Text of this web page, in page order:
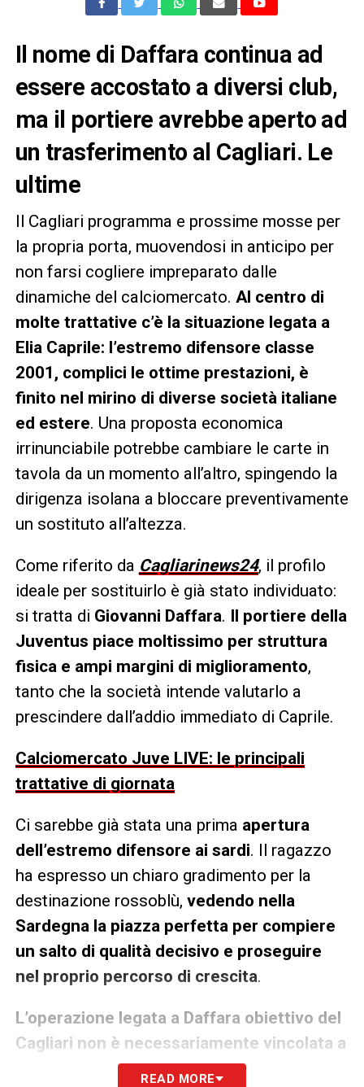
Il nome di Daffara continua ad
essere accostato a diversi club,
ma il portiere avrebbe aperto ad
un trasferimento al Cagliari. Le
ultime
Il Cagliari programma e prossime mosse per
la propria porta, muovendosi in anticipo per
non farsi cogliere impreparato dalle
dinamiche del calciomercato. Al centro di
molte trattative c’è la situazione legata a
Elia Caprile: l’estremo difensore classe
2001, complici le ottime prestazioni, è
finito nel mirino di diverse società italiane
ed estere. Una proposta economica
irrinunciabile potrebbe cambiare le carte in
tavola da un momento all’altro, spingendo la
dirigenza isolana a bloccare preventivamente
un sostituto all’altezza.
Come riferito da Cagliarinews24, il profilo
ideale per sostituirlo è già stato individuato:
si tratta di Giovanni Daffara. Il portiere della
Juventus piace moltissimo per struttura
fisica e ampi margini di miglioramento,
tanto che la società intende valutarlo a
prescindere dall’addio immediato di Caprile.
Calciomercato Juve LIVE: le principali
trattative di giornata
Ci sarebbe già stata una prima apertura
dell’estremo difensore ai sardi. Il ragazzo
ha espresso un chiaro gradimento per la
destinazione rossoblù, vedendo nella
Sardegna la piazza perfetta per compiere
un salto di qualità decisivo e proseguire
nel proprio percorso di crescita.
L’operazione legata a Daffara obiettivo del
Cagliari non è necessariamente vincolata a
una cessione lampo di Caprile. La dirigenza
READ MORE